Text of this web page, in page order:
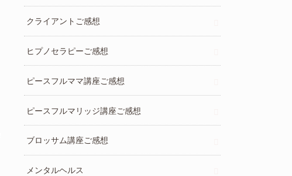
クライアントご感想
ヒプノセラピーご感想
ピースフルママ講座ご感想
ピースフルマリッジ講座ご感想
ブロッサム講座ご感想
メンタルヘルス